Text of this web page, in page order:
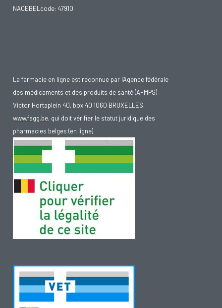
NACEBELcode: 47910
La farmacie en ligne est reconnue par l'Agence fédérale
des médicaments et des produits de santé (AFMPS)
Victor Hortaplein 40, box 40 1060 BRUXELLES,
www.fagg.be, qui doit vérifier le statut juridique des
pharmacies belges (en ligne).